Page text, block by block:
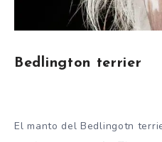
Bedlington terrier
El manto del Bedlingotn